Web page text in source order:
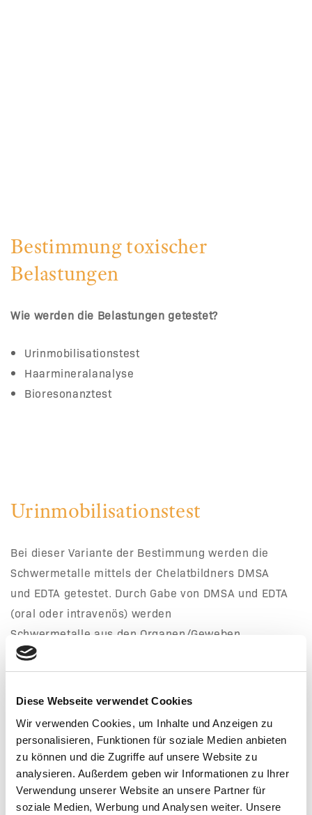
Diese Webseite verwendet Cookies
Wir verwenden Cookies, um Inhalte und Anzeigen zu
personalisieren, Funktionen für soziale Medien anbieten
zu können und die Zugriffe auf unsere Website zu
analysieren. Außerdem geben wir Informationen zu Ihrer
Verwendung unserer Website an unsere Partner für
soziale Medien, Werbung und Analysen weiter. Unsere
Bestimmung toxischer
Belastungen
Wie werden die Belastungen getestet?
Urinmobilisationstest
Haarmineralanalyse
Bioresonanztest
Urinmobilisationstest
Bei dieser Variante der Bestimmung werden die
Schwermetalle mittels der Chelatbildners DMSA
und EDTA getestet. Durch Gabe von DMSA und EDTA
(oral oder intravenös) werden
Schwermetalle aus den Organen/Geweben
mobilisiert und können ausgeschieden werden. Die
Ausscheidung ist möglich, weil Chelatbildner wie
diese wasserlösliche Komplexe mit Metallen wie
Zinn, Cadmium uvm. bilden. Die gebildeten
Komplexe können dann über Niere mit dem Urin
ausgeschieden und im Labor getestet werden.